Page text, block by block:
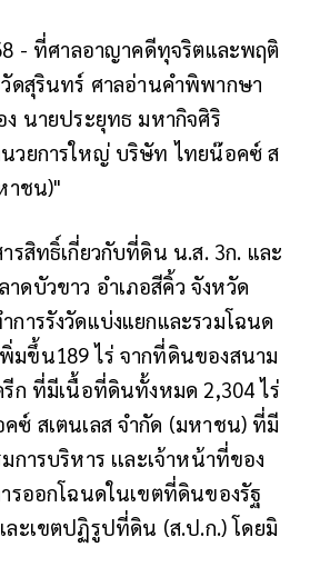
- ที่ศาลอาญาคดีทุจริตและพฤติ
ดสุรินทร์ ศาลอ่านคำพิพากษา
นายประยุทธ มหากิจศิริ
นวยการใหญ่ บริษัท ไทยน๊อคซ์ ส
าชน)"
รสิทธิ์เกี่ยวกับที่ดิน น.ส. 3ก. และ
ดบัวขาว อำเภอสีคิ้ว จังหวัด
การรังวัดแบ่งแยกและรวมโฉนด
มขึ้น189 ไร่ จากที่ดินของสนาม
ก ที่มีเนื้อที่ดินทั้งหมด 2,304 ไร่
ซ์ สเตนเลส จำกัด (มหาชน) ที่มี
การบริหาร เเละเจ้าหน้าที่ของ
รออกโฉนดในเขตที่ดินของรัฐ
ละเขตปฏิรูปที่ดิน (ส.ป.ก.) โดยมิ